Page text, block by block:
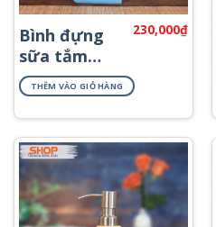
Bình đựng
sữa tắm
vuông cao
PKNT-38
230,000₫
THÊM VÀO GIỎ HÀNG